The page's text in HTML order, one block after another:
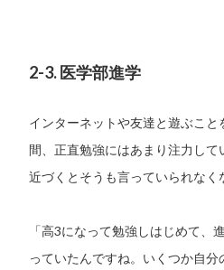
2-3. 医学部進学
インターネットや友達と遊ぶこ
間、正直勉強にはあまり注力し
近づくとそうも言っていられなく
「高3になって勉強しはじめて、
っていたんですね。いくつか自